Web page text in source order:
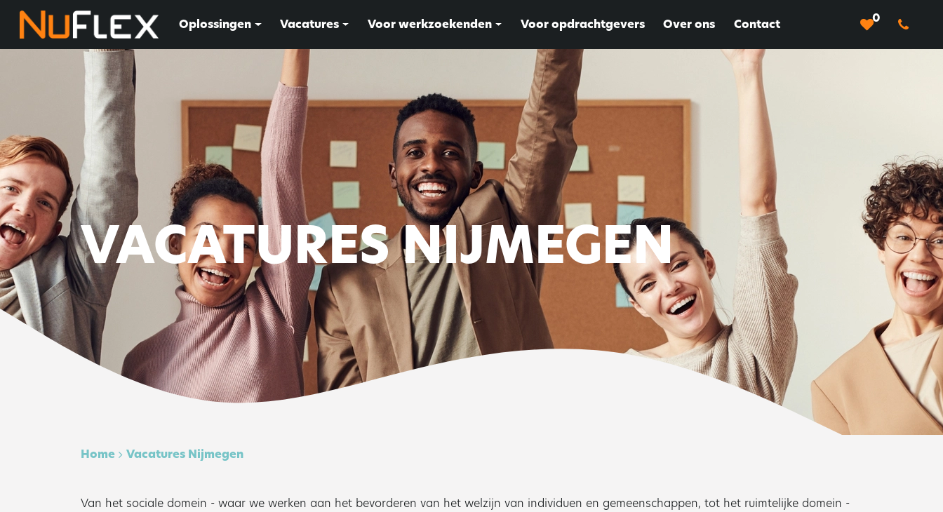
Oplossingen Vacatures Voor werkzoekenden Voor opdrachtgevers Over ons Contact 0
VACATURES NIJMEGEN
Home Vacatures Nijmegen
Van het sociale domein - waar we werken aan het bevorderen van het welzijn van individuen en gemeenschappen, tot het ruimtelijke domein -